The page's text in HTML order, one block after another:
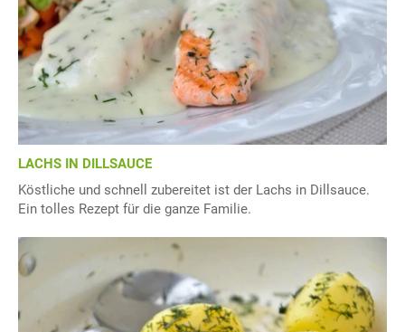
LACHS IN DILLSAUCE
Köstliche und schnell zubereitet ist der Lachs in Dillsauce.
Ein tolles Rezept für die ganze Familie.